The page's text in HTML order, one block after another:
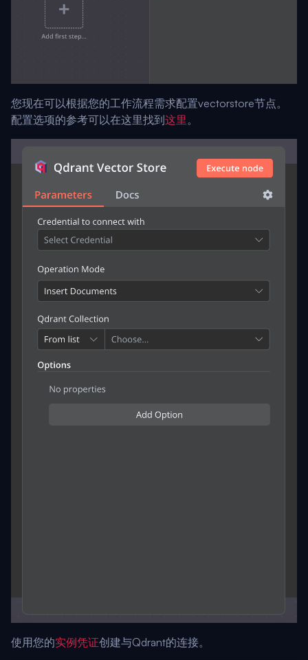
您现在可以根据您的工作流程需求配置vectorstore节点。
配置选项的参考可以在这里找到这里 。
使用您的实例凭证创建与Qdrant的连接。